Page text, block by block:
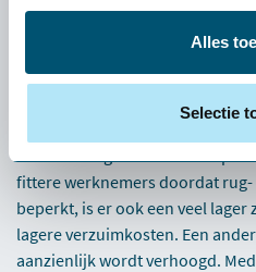
Alles
Selectie
Wat zijn de
ergonomie in de
Naast dat ergonomische
fittere werknemers doordat
beperkt, is er ook een veel
lagere verzuimkosten. Een
aanzienlijk wordt verhoogd.